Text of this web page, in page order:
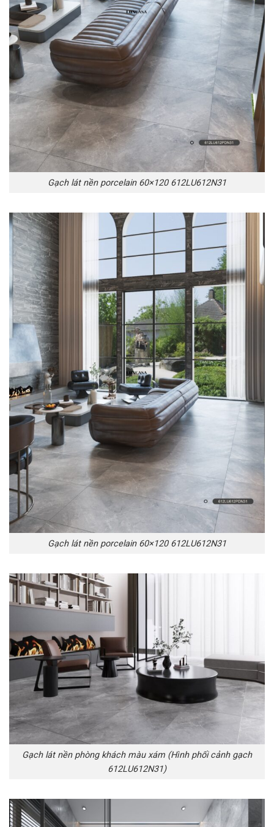
Gạch lát nền porcelain 60×120 612LU612N31
Gạch lát nền porcelain 60×120 612LU612N31
Gạch lát nền phòng khách màu xám (Hình phối cảnh gạch
612LU612N31)